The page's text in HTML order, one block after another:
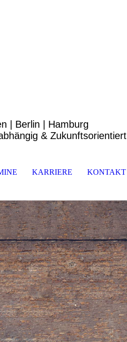
| Berlin | Hamburg
& Zukunftsorientiert
KARRIERE KONTAKT